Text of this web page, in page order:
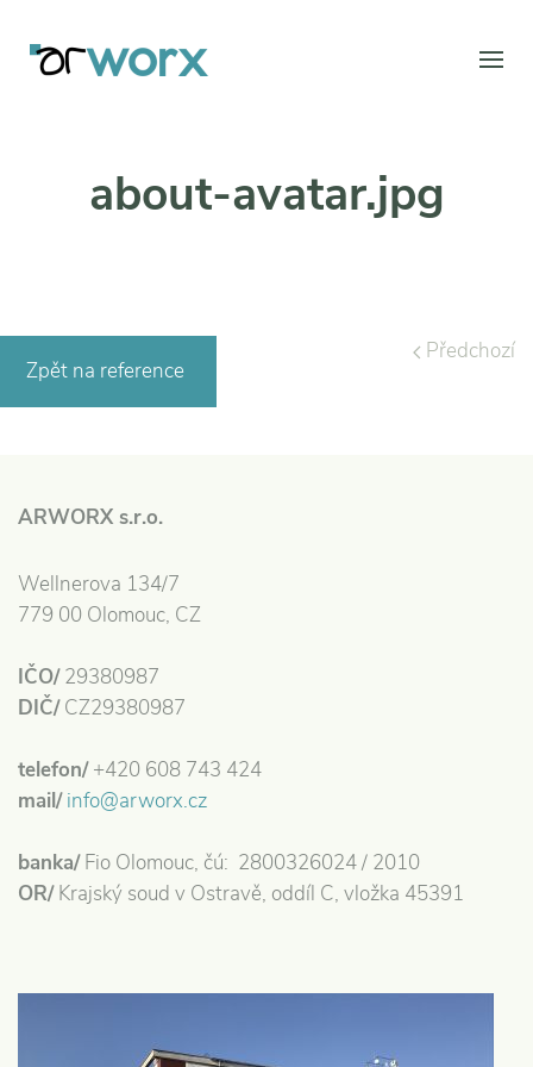
about-avatar.jpg
Zpět na reference
Předchozí
ARWORX s.r.o.
Wellnerova 134/7
779 00 Olomouc, CZ
IČO/29380987
DIČ/CZ29380987
telefon/+420 608 743 424
mail/ info@arworx.cz
banka/Fio Olomouc, čú: 2800326024 / 2010
OR/Krajský soud v Ostravě, oddíl C, vložka 45391